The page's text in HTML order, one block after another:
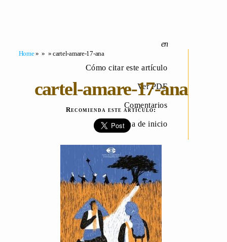
Cómo citar este artículo
Ver PDF
Comentarios
Página de inicio
Home» » » cartel-amare-17-ana
cartel-amare-17-ana
Recomienda este artículo: